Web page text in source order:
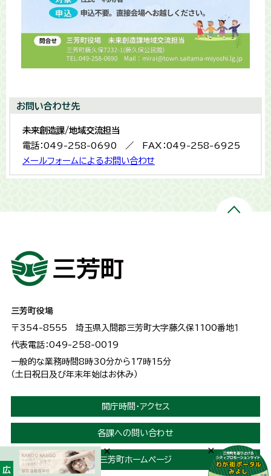
お問い合わせ先
未来創造課/地域交流担当
電話：049-258-0690 ／ FAX：049-258-6925
メールフォームによるお問い合わせ
三芳町役場
〒354-8555 埼玉県入間郡三芳町大字藤久保1100番地１
代表電話：049-258-0019
一般的な業務時間8時30分から17時15分
（土日祝日及び年末年始はお休み）
開庁時間・アクセス
各課への問い合わせ
三芳町ホームページ